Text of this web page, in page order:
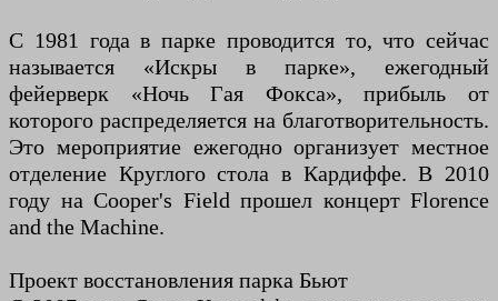
С 1981 года в парке проводится то, что сейчас
называется «Искры в парке», ежегодный
фейерверк «Ночь Гая Фокса», прибыль от
которого распределяется на благотворительность.
Это мероприятие ежегодно организует местное
отделение Круглого стола в Кардиффе. В 2010
году на Cooper's Field прошел концерт Florence
and the Machine.
Проект восстановления парка Бьют